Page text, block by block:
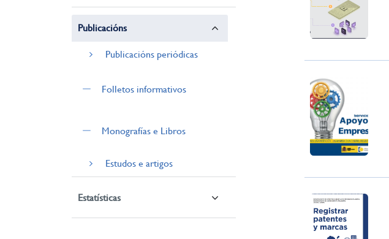
Publicacións
Publicacións periódicas
Folletos informativos
Monografías e Libros
Estudos e artigos
Estatísticas